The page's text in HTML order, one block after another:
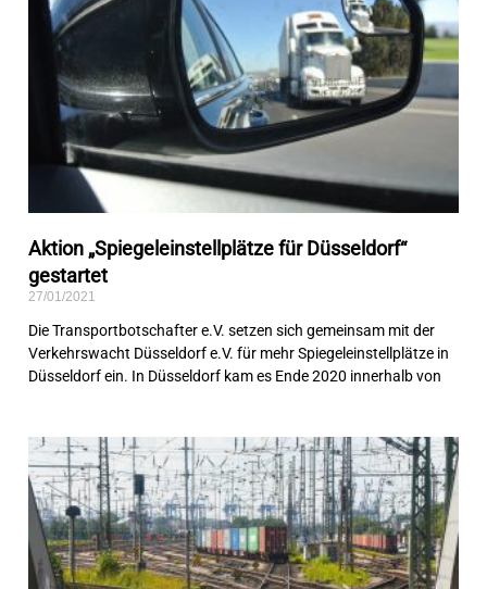
Aktion „Spiegeleinstellplätze für Düsseldorf“
gestartet
27/01/2021
Die Transportbotschafter e.V. setzen sich gemeinsam mit der
Verkehrswacht Düsseldorf e.V. für mehr Spiegeleinstellplätze in
Düsseldorf ein. In Düsseldorf kam es Ende 2020 innerhalb von